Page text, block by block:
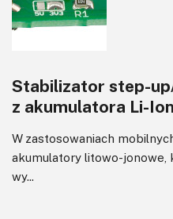
Stabilizator step-
z akumulatora Li-Ion
W zastosowaniach
akumulatory litowo-jonowe,
wy...